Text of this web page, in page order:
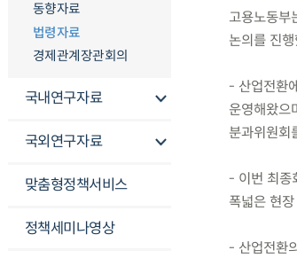
동향자료
법령자료
경제관계장관회의
국내연구자료
국외연구자료
맞춤형정책서비스
정책세미나영상
고용노동부
논의를 진
- 산업전환
운영해왔으
분과위원회
- 이번 최종
폭넓은 현
- 산업전환